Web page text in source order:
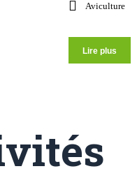
Aviculture
Lire plus